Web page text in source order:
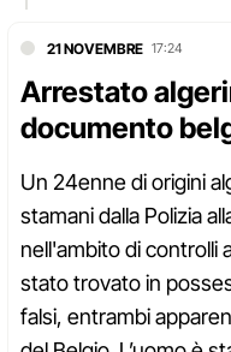
21 NOVEMBRE 17:24
Arrestato
documento
Un 24enne di origini
stamani dalla Polizia
nell'ambito di controlli
stato trovato in
falsi, entrambi